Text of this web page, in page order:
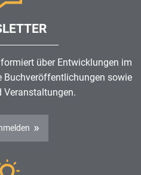
über Entwicklungen im
Buchveröffentlichungen sowie
Veranstaltungen.